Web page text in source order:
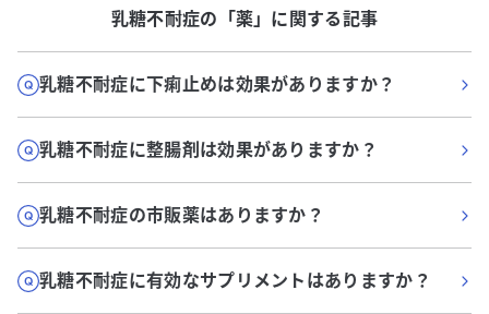
乳糖不耐症の「薬」に関する記事
乳糖不耐症に下痢止めは効果がありますか？
乳糖不耐症に整腸剤は効果がありますか？
乳糖不耐症の市販薬はありますか？
乳糖不耐症に有効なサプリメントはありますか？